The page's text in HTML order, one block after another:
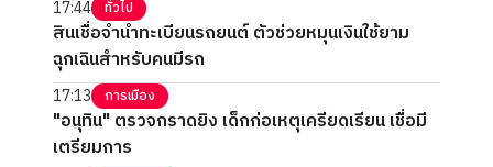
17:44 ทั่วไป
สินเชื่อจำนำทะเบียนรถยนต์ ตัวช่วยหมุนเงินใช้ยาม
ฉุกเฉินสำหรับคนมีรถ
17:13 การเมือง
"อนุทิน" ตรวจกราดยิง เด็กก่อเหตุเครียดเรียน เชื่อมี
เตรียมการ